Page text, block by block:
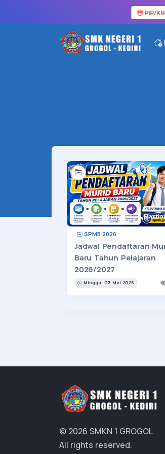
PIP/KIP
SPMB 2026
Jadwal Pendaftaran
Baru Tahun Pelajaran
2026/2027
Minggu, 03 Mei 2026
© 2026 SMKN 1 GROGOL
All rights reserved.